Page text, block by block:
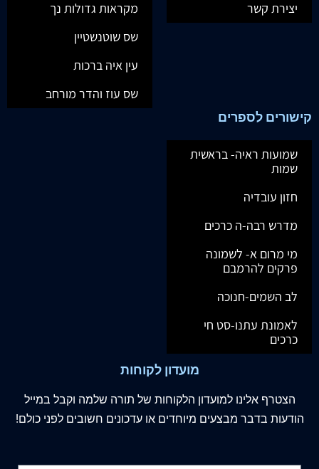
יצירת קשר
מקראות גדולות נך
שס שוטנשטיין
עין איה ברכות
שס עוז והדר מורחב
קישורים לספרים
שמועות ראיה- בראשית
שמות
חזון עובדיה
מדרש רבה-ה כרכים
מי מרום א- לשמונה
פרקים להרמבם
לב השמים-חנוכה
לאמונת עתנו-סט חי
כרכים
מועדון לקוחות
הצטרף אלינו למועדון הלקוחות של תורה שלמה וקבל במייל
הודעות בדבר מבצעים מיוחדים או עדכונים חשובים לפני כולם!